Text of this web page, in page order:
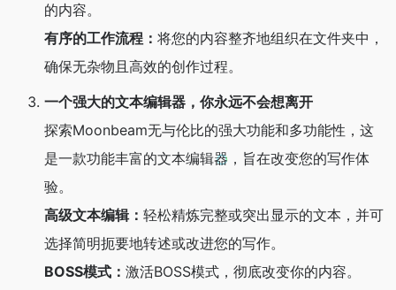
的内容。
有序的工作流程： 将您的内容整齐地组织在文件夹中，
确保无杂物且高效的创作过程。
一个强大的文本编辑器，你永远不会想离开
探索Moonbeam无与伦比的强大功能和多功能性，这
是一款功能丰富的文本编辑器，旨在改变您的写作体
验。
高级文本编辑： 轻松精炼完整或突出显示的文本，并可
选择简明扼要地转述或改进您的写作。
BOSS模式： 激活BOSS模式，彻底改变你的内容。